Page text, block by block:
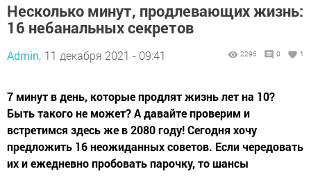
Несколько минут, продлевающих жизнь:
16 небанальных секретов
Admin, 11 декабря 2021 - 09:41 2295 0 1
7 минут в день, которые продлят жизнь лет на 10?
Быть такого не может? А давайте проверим и
встретимся здесь же в 2080 году! Сегодня хочу
предложить 16 неожиданных советов. Если чередовать
их и ежедневно пробовать парочку, то шансы